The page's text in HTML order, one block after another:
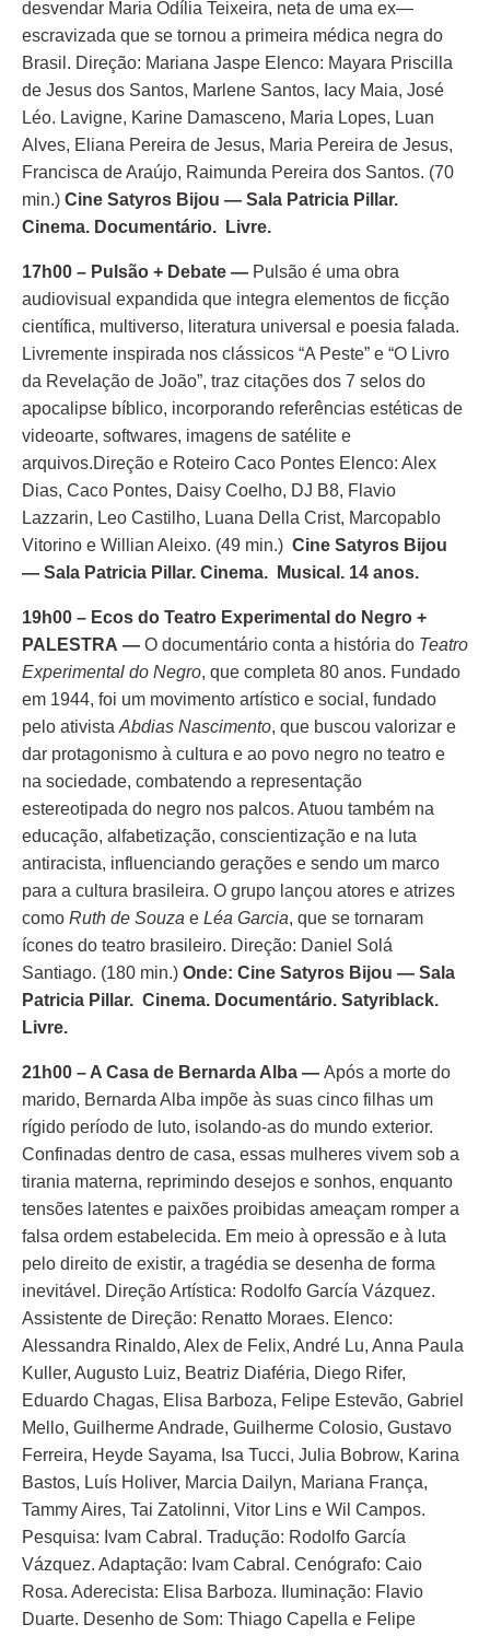
desvendar Maria Odília Teixeira, neta de uma ex—
escravizada que se tornou a primeira médica negra do
Brasil. Direção: Mariana Jaspe Elenco: Mayara Priscilla
de Jesus dos Santos, Marlene Santos, Iacy Maia, José
Léo. Lavigne, Karine Damasceno, Maria Lopes, Luan
Alves, Eliana Pereira de Jesus, Maria Pereira de Jesus,
Francisca de Araújo, Raimunda Pereira dos Santos. (70
min.) Cine Satyros Bijou — Sala Patricia Pillar.
Cinema. Documentário. Livre.
17h00 – Pulsão + Debate — Pulsão é uma obra
audiovisual expandida que integra elementos de ficção
científica, multiverso, literatura universal e poesia falada.
Livremente inspirada nos clássicos “A Peste” e “O Livro
da Revelação de João”, traz citações dos 7 selos do
apocalipse bíblico, incorporando referências estéticas de
videoarte, softwares, imagens de satélite e
arquivos.Direção e Roteiro Caco Pontes Elenco: Alex
Dias, Caco Pontes, Daisy Coelho, DJ B8, Flavio
Lazzarin, Leo Castilho, Luana Della Crist, Marcopablo
Vitorino e Willian Aleixo. (49 min.) Cine Satyros Bijou
— Sala Patricia Pillar. Cinema. Musical. 14 anos.
19h00 – Ecos do Teatro Experimental do Negro +
PALESTRA — O documentário conta a história do Teatro
Experimental do Negro, que completa 80 anos. Fundado
em 1944, foi um movimento artístico e social, fundado
pelo ativista Abdias Nascimento, que buscou valorizar e
dar protagonismo à cultura e ao povo negro no teatro e
na sociedade, combatendo a representação
estereotipada do negro nos palcos. Atuou também na
educação, alfabetização, conscientização e na luta
antiracista, influenciando gerações e sendo um marco
para a cultura brasileira. O grupo lançou atores e atrizes
como Ruth de Souza e Léa Garcia, que se tornaram
ícones do teatro brasileiro. Direção: Daniel Solá
Santiago. (180 min.) Onde: Cine Satyros Bijou — Sala
Patricia Pillar. Cinema. Documentário. Satyriblack.
Livre.
21h00 – A Casa de Bernarda Alba — Após a morte do
marido, Bernarda Alba impõe às suas cinco filhas um
rígido período de luto, isolando-as do mundo exterior.
Confinadas dentro de casa, essas mulheres vivem sob a
tirania materna, reprimindo desejos e sonhos, enquanto
tensões latentes e paixões proibidas ameaçam romper a
falsa ordem estabelecida. Em meio à opressão e à luta
pelo direito de existir, a tragédia se desenha de forma
inevitável. Direção Artística: Rodolfo García Vázquez.
Assistente de Direção: Renatto Moraes. Elenco:
Alessandra Rinaldo, Alex de Felix, André Lu, Anna Paula
Kuller, Augusto Luiz, Beatriz Diaféria, Diego Rifer,
Eduardo Chagas, Elisa Barboza, Felipe Estevão, Gabriel
Mello, Guilherme Andrade, Guilherme Colosio, Gustavo
Ferreira, Heyde Sayama, Isa Tucci, Julia Bobrow, Karina
Bastos, Luís Holiver, Marcia Dailyn, Mariana França,
Tammy Aires, Tai Zatolinni, Vitor Lins e Wil Campos.
Pesquisa: Ivam Cabral. Tradução: Rodolfo García
Vázquez. Adaptação: Ivam Cabral. Cenógrafo: Caio
Rosa. Aderecista: Elisa Barboza. Iluminação: Flavio
Duarte. Desenho de Som: Thiago Capella e Felipe